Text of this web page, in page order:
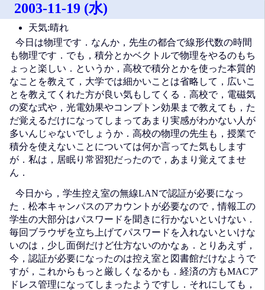
2003-11-19 (水)
天気:晴れ
今日は物理です．なんか，先生の都合で線形代数の時間
も物理です．でも，積分とかベクトルで物理をやるのもち
ょっと楽しい．というか，高校で積分とかを使った本質的
なことを教えて，大学では細かいことは省略して，広いこ
とを教えてくれた方が良い気もしてくる．高校で，電磁気
の変な式や，光電効果やコンプトン効果まで教えても，た
だ覚えるだけになってしまってあまり実感がわかない人が
多いんじゃないでしょうか．高校の物理の先生も，授業で
積分を使えないことについては何か言ってた気もします
が．私は，居眠り常習犯だったので，あまり覚えてませ
ん．
今日から，学生控え室の無線LANで認証が必要になっ
た．松本キャンパスのアカウントが必要なので，情報工の
学生の大部分はパスワードを聞きに行かないといけない．
毎回ブラウザを立ち上げてパスワードを入れないといけな
いのは，少し面倒だけど仕方ないのかなぁ．とりあえず，
今，認証が必要になったのは控え室と図書館だけなようで
すが，これからもっと厳しくなるかも．経済の方もMACア
ドレス管理になってしまったようですし．それにしても，